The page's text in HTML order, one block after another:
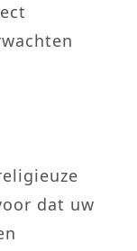
dat uw